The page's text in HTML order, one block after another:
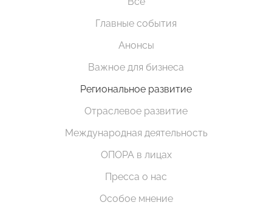
Главные события
Анонсы
Важное для бизнеса
Региональное развитие
Отраслевое развитие
Международная деятельность
ОПОРА в лицах
Пресса о нас
Особое мнение